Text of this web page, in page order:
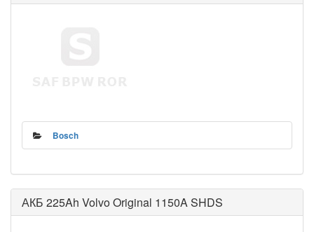
Bosch
АКБ 225Ah Volvo Original 1150A SHDS